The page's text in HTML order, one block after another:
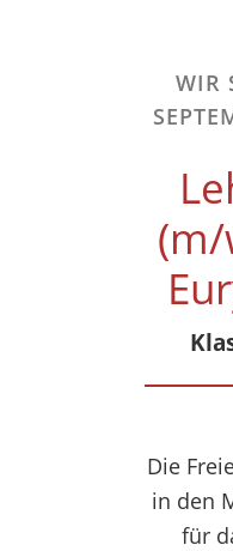
WIR
Die
in den
für